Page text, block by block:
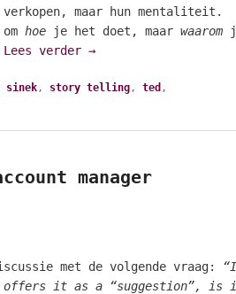
maar hun mentaliteit.
hoe je het doet, maar waarom
Lees verder →
sinek, story telling, ted ,
manager
met de volgende vraag:
offers it as a “suggestion”, is